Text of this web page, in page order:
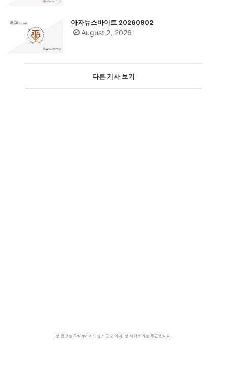
아자뉴스바이트 20260802
August 2, 2026
다른 기사 보기
본 광고는 Google 애드센스 광고이며, 본 사이트와는 무관합니다.